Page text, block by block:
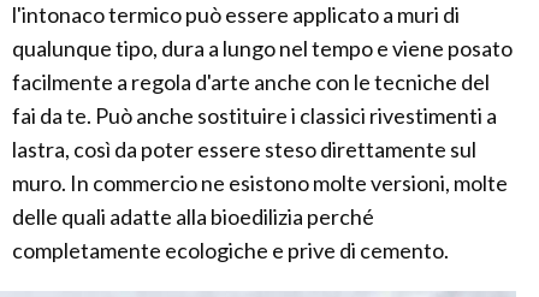
l'intonaco termico può essere applicato a muri di
qualunque tipo, dura a lungo nel tempo e viene posato
facilmente a regola d'arte anche con le tecniche del
fai da te. Può anche sostituire i classici rivestimenti a
lastra, così da poter essere steso direttamente sul
muro. In commercio ne esistono molte versioni, molte
delle quali adatte alla bioedilizia perché
completamente ecologiche e prive di cemento.